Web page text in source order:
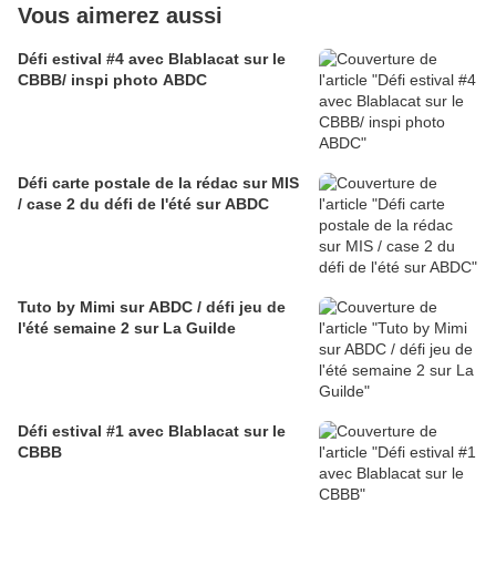
Vous aimerez aussi
Défi estival #4 avec Blablacat sur le
CBBB/ inspi photo ABDC
Défi carte postale de la rédac sur MIS
/ case 2 du défi de l'été sur ABDC
Tuto by Mimi sur ABDC / défi jeu de
l'été semaine 2 sur La Guilde
Défi estival #1 avec Blablacat sur le
CBBB